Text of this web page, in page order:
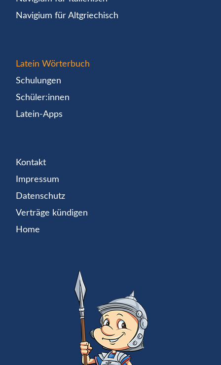
Navigium für Altgriechisch
Latein Wörterbuch
Schulungen
Schüler:innen
Latein-Apps
Kontakt
Impressum
Datenschutz
Verträge kündigen
Home